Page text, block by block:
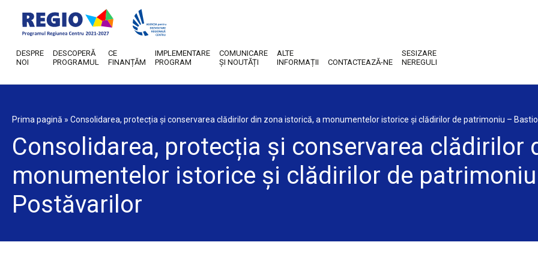
DESPRE
NOI
DESCOPERĂ
PROGRAMUL
CE
FINANȚĂM
IMPLEMENTARE
PROGRAM
COMUNICARE
ȘI NOUTĂȚI
ALTE
INFORMAȚII
CONTACTEAZĂ-NE
SESIZARE
NEREGULI
Prima pagină » Consolidarea, protecția şi conservarea clădirilor din zona istorică, a monumentelor istorice şi clădirilor de patrimoniu –
Consolidarea, protecția şi conservarea clădirilor
monumentelor istorice şi clădirilor de
Postăvarilor